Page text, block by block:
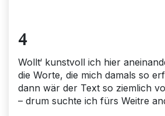
4
Wollt‘ kunstvoll ich hier
die Worte, die mich damals so
dann wär der Text so ziemlich
– drum suchte ich fürs Weitre